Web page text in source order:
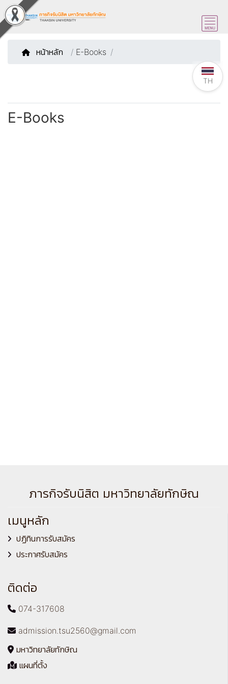
หน้าหลัก / E-Books
E-Books
ภารกิจรับนิสิต มหาวิทยาลัยทักษิณ
เมนูหลัก
ปฏิทินการรับสมัคร
ประกาศรับสมัคร
ติดต่อ
074-317608
admission.tsu2560@gmail.com
มหาวิทยาลัยทักษิณ
แผนที่ตั้ง
TH